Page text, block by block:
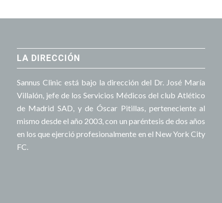
LA DIRECCIÓN
Sannus Clinic está bajo la dirección del Dr. José María
Villalón, jefe de los Servicios Médicos del club Atlético
de Madrid SAD, y de Óscar Pitillas, perteneciente al
mismo desde el año 2003, con un paréntesis de dos años
en los que ejerció profesionalmente en el New York City
FC.